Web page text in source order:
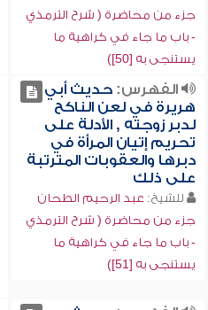
جزء من محاضرة ( شرح الترمذي
- باب ما جاء في كراهية ما
يستنجى به [50])
الفهرس:حديث أبي
هريرة في لعن الناكح
لدبر زوجته , الأدلة على
تحريم إتيان المرأة في
دبرها والعقوبات المترتبة
على ذلك
للشيخ: عبد الرحيم الطحان
جزء من محاضرة ( شرح الترمذي
- باب ما جاء في كراهية ما
يستنجى به [51])